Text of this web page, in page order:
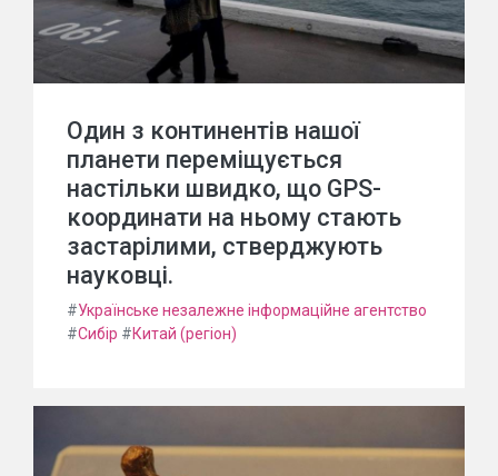
Один з континентів нашої
планети переміщується
настільки швидко, що GPS-
координати на ньому стають
застарілими, стверджують
науковці.
#Українське незалежне інформаційне агентство
#Сибір #Китай (регіон)